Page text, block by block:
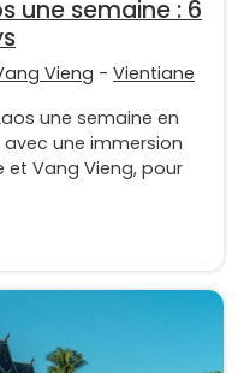
une semaine : 6
Vieng - Vientiane
une semaine en
une immersion
et Vang Vieng, pour